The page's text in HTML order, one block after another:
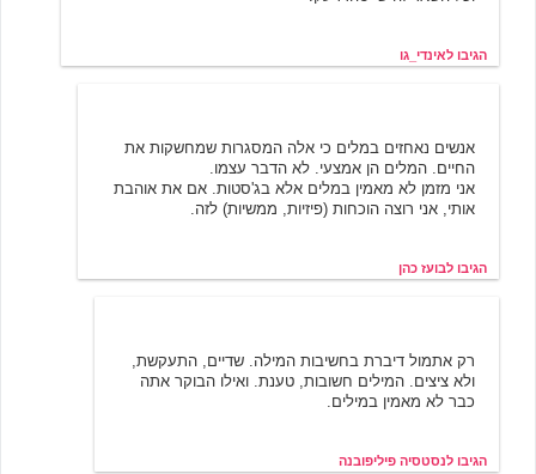
הגיבו לאינדי_גו
אנשים נאחזים במלים כי אלה המסגרות שמחשקות את
החיים. המלים הן אמצעי. לא הדבר עצמו.
אני מזמן לא מאמין במלים אלא בג'סטות. אם את אוהבת
אותי, אני רוצה הוכחות (פיזיות, ממשיות) לזה.
הגיבו לבועז כהן
רק אתמול דיברת בחשיבות המילה. שדיים, התעקשת,
ולא ציצים. המילים חשובות, טענת. ואילו הבוקר אתה
כבר לא מאמין במילים.
הגיבו לנסטסיה פיליפובנה